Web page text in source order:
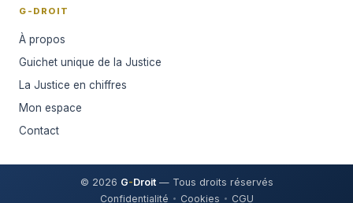
G-DROIT
À propos
Guichet unique de la Justice
La Justice en chiffres
Mon espace
Contact
© 2026 G-Droit— Tous droits réservés
Confidentialité
Cookies CGU